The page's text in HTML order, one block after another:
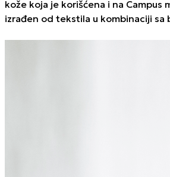
kože koja je korišćena i na Campus
izrađen od tekstila u kombinaciji sa